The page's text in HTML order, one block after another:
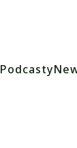
Podcasty